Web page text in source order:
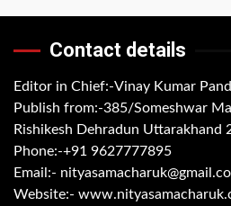
Contact details
Editor in Chief:-Vinay Kumar
Publish from:-385/Someshwar
Rishikesh Dehradun Uttarakhand
Phone:-+91 9627777895
Email:-
Website:-